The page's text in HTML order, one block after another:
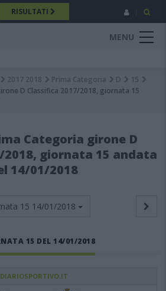
RISULTATI
MENU
2017 2018 Prima Categoria D
15
D Classifica 2017/2018, giornata 15
Categoria girone D
2018, giornata 15 andata
14/01/2018
15 14/01/2018
15 DEL 14/01/2018
DIARIOSPORTIVO.IT